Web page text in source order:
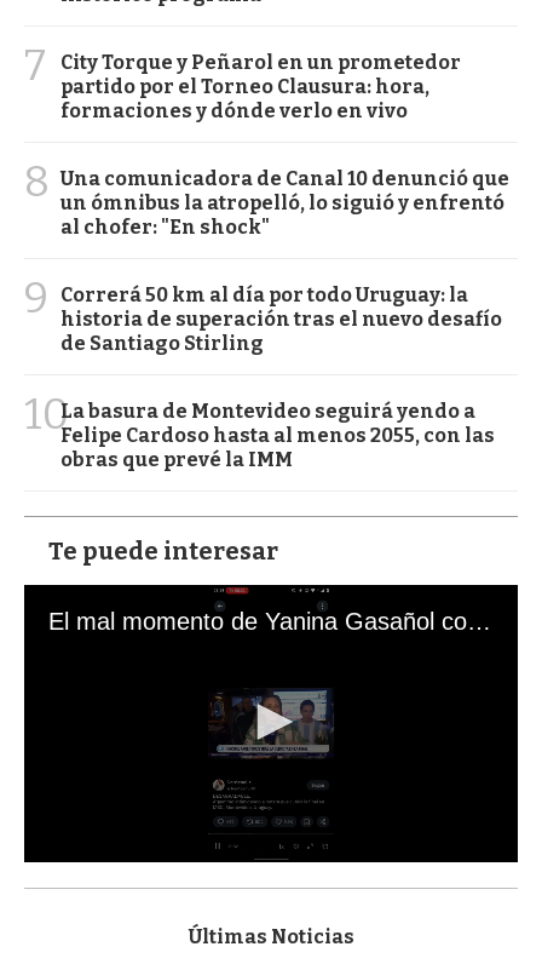
7
City Torque y Peñarol en un prometedor
partido por el Torneo Clausura: hora,
formaciones y dónde verlo en vivo
8 Una comunicadora de Canal 10 denunció que
un ómnibus la atropelló, lo siguió y enfrentó
al chofer: "En shock"
9
Correrá 50 km al día por todo Uruguay: la
historia de superación tras el nuevo desafío
de Santiago Stirling
10La basura de Montevideo seguirá yendo a
Felipe Cardoso hasta al menos 2055, con las
obras que prevé la IMM
Te puede interesar
El mal momento de Yanina Gasañol con un hincha argentino en "Subrayado"
s
Últimas Noticias